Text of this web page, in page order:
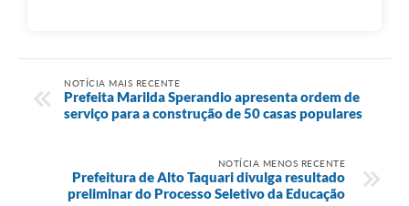
NOTÍCIA MAIS RECENTE
Prefeita Marilda Sperandio apresenta ordem de
serviço para a construção de 50 casas populares
NOTÍCIA MENOS RECENTE
Prefeitura de Alto Taquari divulga resultado
preliminar do Processo Seletivo da Educação